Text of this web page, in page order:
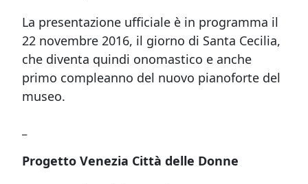
La presentazione ufficiale è in programma il
22 novembre 2016, il giorno di Santa Cecilia,
che diventa quindi onomastico e anche
primo compleanno del nuovo pianoforte del
museo.
Progetto Venezia Città delle Donne